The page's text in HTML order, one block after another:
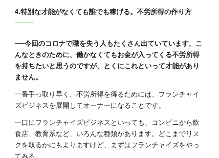
4.特別な才能がなくても誰でも稼げる。不労所得の作り方
──今回のコロナで職を失う人もたくさん出ていています。こ
んなときのために、働かなくてもお金が入ってくる不労所得
を持ちたいと思うのですが、とくにこれといって才能があり
ません。
一番手っ取り早く、不労所得を得るためには、フランチャイ
ズビジネスを展開してオーナーになることです。
一口にフランチャイズビジネスといっても、コンビニから飲
食店、教育系など、いろんな種類があります。どこまでリス
クを取るかにもよりますけど、まずはフランチャイズをやっ
てみる。